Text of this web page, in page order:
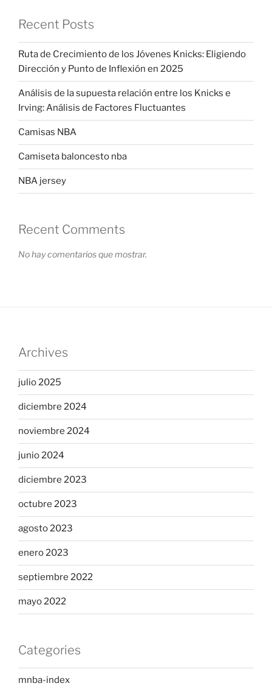
Recent Posts
Ruta de Crecimiento de los Jóvenes Knicks: Eligiendo
Dirección y Punto de Inflexión en 2025
Análisis de la supuesta relación entre los Knicks e
Irving: Análisis de Factores Fluctuantes
Camisas NBA
Camiseta baloncesto nba
NBA jersey
Recent Comments
No hay comentarios que mostrar.
Archives
julio 2025
diciembre 2024
noviembre 2024
junio 2024
diciembre 2023
octubre 2023
agosto 2023
enero 2023
septiembre 2022
mayo 2022
Categories
mnba-index